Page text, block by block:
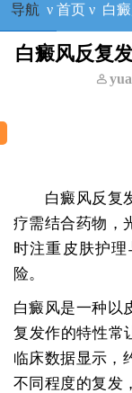
导航 ν 首页ν 白
白癜风反复
白癜风反复发
疗需结合药物，
时注重皮肤护
险。
白癜风是一种以
复发作的特性常
临床数据显示，
不同程度的复发